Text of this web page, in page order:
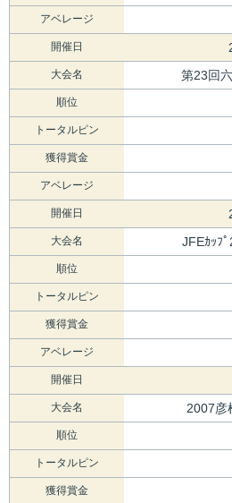
アベレージ
開催日
大会名 第23回
順位
トータルピン
獲得賞金
アベレージ
開催日
大会名 JFEｶｯﾌ
順位
トータルピン
獲得賞金
アベレージ
開催日
大会名 2007彦
順位
トータルピン
獲得賞金